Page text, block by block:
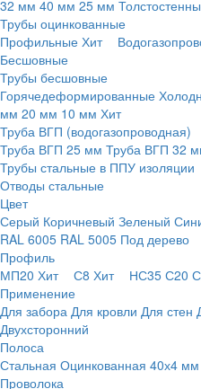
32 мм 40 мм 25 мм
Трубы оцинкованные
Профильные Хит
Бесшовные
Трубы бесшовные
Горячедеформированные
мм 20 мм 10 мм Хит
Труба ВГП (водогазопроводная)
Труба ВГП 25 мм Труба ВГП 32
Трубы стальные в ППУ изоляции
Отводы стальные
Цвет
Серый Коричневый Зеленый
RAL 6005 RAL 5005 Под дерево
Профиль
МП20 Хит С8 Хит НС35 С20
Применение
Для забора Для кровли Для стен
Двухсторонний
Полоса
Стальная Оцинкованная 40х4 мм
Проволока